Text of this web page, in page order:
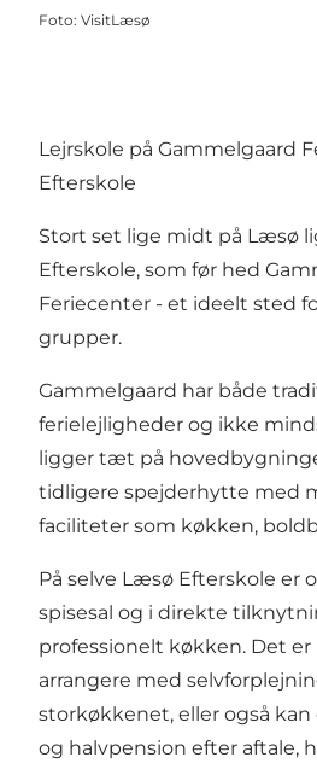
Foto: VisitLæsø
Lejrskole på Gammelgaard
Efterskole
Stort set lige midt på Læsø
Efterskole, som før hed
Feriecenter - et ideelt sted
grupper.
Gammelgaard har både
ferielejligheder og ikke
ligger tæt på
tidligere spejderhytte med
faciliteter som køkken,
På selve Læsø Efterskole er
spisesal og i direkte
professionelt køkken. Det
arrangere med
storkøkkenet, eller også kan
og halvpension efter aftale,